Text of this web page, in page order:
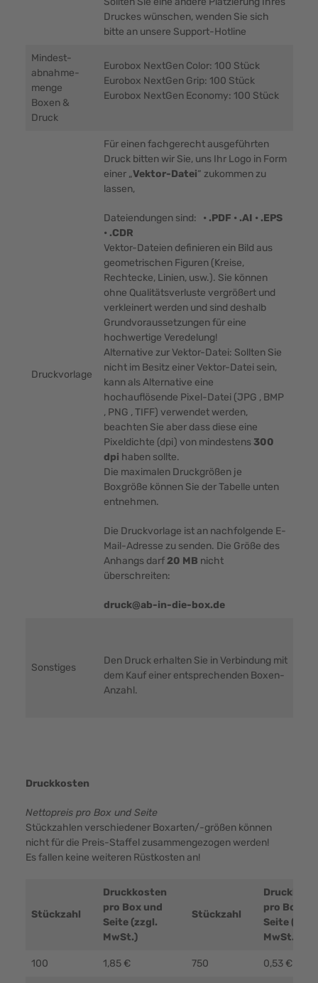
Druckes wünschen, wenden Sie sich
bitte an unsere Support-Hotline
Mindest-
abnahme-
menge
Boxen &
Druck
Eurobox NextGen Color: 100 Stück
Eurobox NextGen Grip: 100 Stück
Eurobox NextGen Economy: 100 Stück
Druckvorlage
Für einen fachgerecht ausgeführten
Druck bitten wir Sie, uns Ihr Logo in Form
einer „Vektor-Datei“ zukommen zu
lassen,
Dateiendungen sind: • .PDF • .AI • .EPS
• .CDR
Vektor-Dateien definieren ein Bild aus
geometrischen Figuren (Kreise,
Rechtecke, Linien, usw.). Sie können
ohne Qualitätsverluste vergrößert und
verkleinert werden und sind deshalb
Grundvoraussetzungen für eine
hochwertige Veredelung!
Alternative zur Vektor-Datei: Sollten Sie
nicht im Besitz einer Vektor-Datei sein,
kann als Alternative eine
hochauflösende Pixel-Datei (JPG , BMP
, PNG , TIFF) verwendet werden,
beachten Sie aber dass diese eine
Pixeldichte (dpi) von mindestens300
dpi haben sollte.
Die maximalen Druckgrößen je
Boxgröße können Sie der Tabelle unten
entnehmen.
Die Druckvorlage ist an nachfolgende E-
Mail-Adresse zu senden. Die Größe des
Anhangs darf20 MB nicht
überschreiten:
druck@ab-in-die-box.de
Sonstiges
Den Druck erhalten Sie in Verbindung mit
dem Kauf einer entsprechenden Boxen-
Anzahl.
Druckkosten
Nettopreis pro Box und Seite
Stückzahlen verschiedener Boxarten/-größen können
nicht für die Preis-Staffel zusammengezogen werden!
Es fallen keine weiteren Rüstkosten an!
Stückzahl
Druckkosten
pro Box und
Seite (zzgl.
MwSt.)
Stückzahl
pro Box
Seite (zzgl.
MwSt.)
100 1,85 € 750 0,53 €